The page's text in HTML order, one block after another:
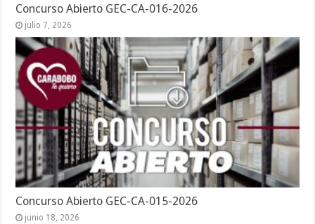
Concurso Abierto GEC-CA-016-2026
julio 7, 2026
Concurso Abierto GEC-CA-015-2026
junio 18, 2026